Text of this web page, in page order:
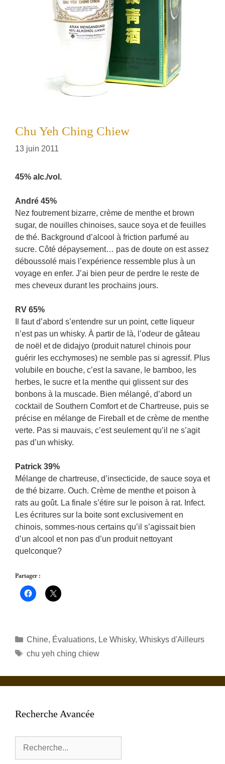
Chu Yeh Ching Chiew
13 juin 2011
45% alc./vol.
André 45%
Nez foutrement bizarre, crème de menthe et brown
sugar, de nouilles chinoises, sauce soya et de feuilles
de thé. Background d’alcool à friction parfumé au
sucre. Côté dépaysement… pas de doute on est assez
déboussolé mais l’expérience ressemble plus à un
voyage en enfer. J’ai bien peur de perdre le reste de
mes cheveux durant les prochains jours.
RV 65%
Il faut d’abord s’entendre sur un point, cette liqueur
n’est pas un whisky. À partir de là, l’odeur de gâteau
de noël et de didajyo (produit naturel chinois pour
guérir les ecchymoses) ne semble pas si agressif. Plus
volubile en bouche, c’est la savane, le bamboo, les
herbes, le sucre et la menthe qui glissent sur des
bonbons à la muscade. Bien mélangé, d’abord un
cocktail de Southern Comfort et de Chartreuse, puis se
précise en mélange de Fireball et de crème de menthe
verte. Pas si mauvais, c’est seulement qu’il ne s’agit
pas d’un whisky.
Patrick 39%
Mélange de chartreuse, d’insecticide, de sauce soya et
de thé bizarre. Ouch. Crème de menthe et poison à
rats au goût. La finale s’étire sur le poison à rat. Infect.
Les écritures sur la boite sont exclusivement en
chinois, sommes-nous certains qu’il s’agissait bien
d’un alcool et non pas d’un produit nettoyant
quelconque?
Partager :
Catégories
Chine, Évaluations, Le Whisky, Whiskys d'Ailleurs
Étiquettes
chu yeh ching chiew
Recherche Avancée